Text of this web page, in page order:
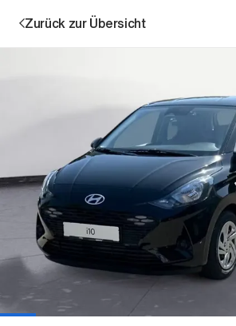
Aktion
Unternehmen
Standorte
Zurück zur Übersicht